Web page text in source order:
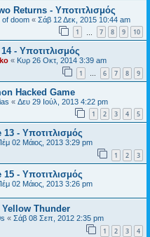
Returns - Υποτιτλισμός
of doom « Σάβ 12 Δεκ, 2015 10:44 am
1 7 8 9 10
- Υποτιτλισμός
« Κυρ 26 Οκτ, 2014 3:39 am
1 … 6 7 8 9
Hacked Game
« Δευ 29 Ιούλ, 2013 4:22 pm
1 2 3 4 5
- Υποτιτλισμός
02 Μάιος, 2013 3:29 pm
1 2 3
- Υποτιτλισμός
02 Μάιος, 2013 3:26 pm
Thunder
« Σάβ 08 Σεπ, 2012 2:35 pm
1 2 3 4